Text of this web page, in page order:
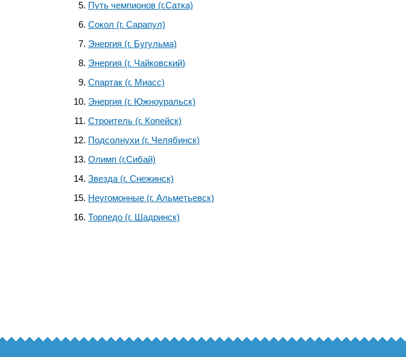
Путь чемпионов (г.Сатка)
Сокол (г. Сарапул)
Энергия (г. Бугульма)
Энергия (г. Чайковский)
Спартак (г. Миасс)
Энергия (г. Южноуральск)
Строитель (г. Копейск)
Подсолнухи (г. Челябинск)
Олимп (г.Сибай)
Звезда (г. Снежинск)
Неугомонные (г. Альметьевск)
Торпедо (г. Шадринск)